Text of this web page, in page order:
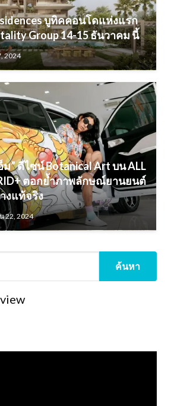
บูทิคคอนโดแห่งแรก
Group 14-15 ธันวาคม นี้
2024
ม” ดีไซน์ Botanical Art บน ALL
ตอกย้ำภาพลักษณ์ยานยนต์
งแท้จริง
22, 2024